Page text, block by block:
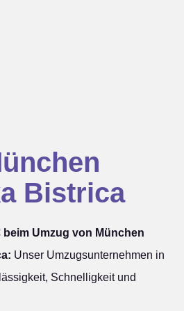
Bistrica
Umzug von München
Unser Umzugsunternehmen in
Schnelligkeit und